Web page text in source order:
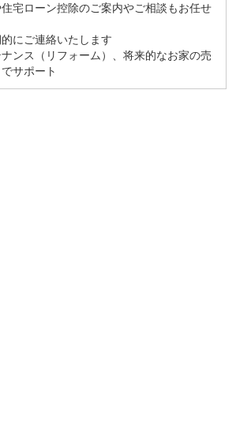
宅ローン控除のご案内やご相談もお任せ
にご連絡いたします
ンス（リフォーム）、将来的なお家の売
サポート